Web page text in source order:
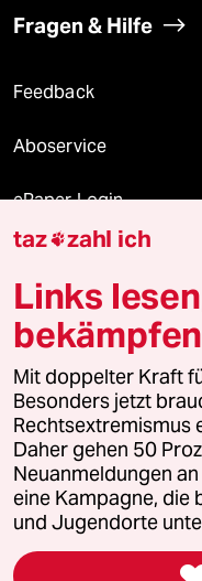
Fragen & Hilfe
Feedback
Aboservice
ePaper Login
Downloads für
© 2026 taz Verlags
Alle Rechte vorbehalten. Bei
wenden Sie sich bitte an
Feedback
Leitlinie Informant
Seitenwende
taz zahl ich
Links
bekämpfen
Mit doppelter Kraft
Besonders jetzt
Rechtsextremismus
Daher gehen 50
Neuanmeldungen
eine Kampagne, die
und Jugendorte